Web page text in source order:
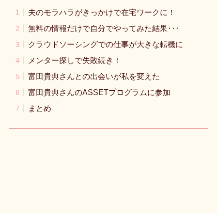
夫のモラハラがきっかけで在宅ワークに！
無料の情報だけで自分でやってみた結果･･･
クラウドソーシングでの仕事が大きな転機に
メンター探しで失敗続き！
富田貴典さんとの出会いが私を変えた
富田貴典さんのASSETプログラムに参加
まとめ